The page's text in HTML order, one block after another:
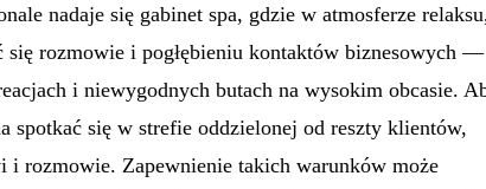
nadaje się gabinet spa, gdzie w atmosferze
się rozmowie i pogłębieniu kontaktów biznesowych —
i niewygodnych butach na wysokim obcasie.
spotkać się w strefie oddzielonej od reszty klientów,
i rozmowie. Zapewnienie takich warunków może